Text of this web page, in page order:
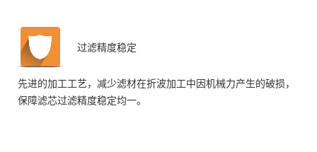
过滤精度稳定
先进的加工工艺，减少滤材在折波加工中因机械力产生的破损，
保障滤芯过滤精度稳定均一。